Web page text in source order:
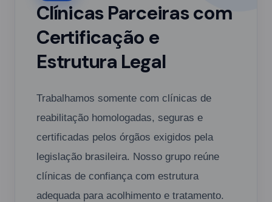
Clínicas Parceiras com
Certificação e
Estrutura Legal
Trabalhamos somente com clínicas de
reabilitação homologadas, seguras e
certificadas pelos órgãos exigidos pela
legislação brasileira. Nosso grupo reúne
clínicas de confiança com estrutura
adequada para acolhimento e tratamento.